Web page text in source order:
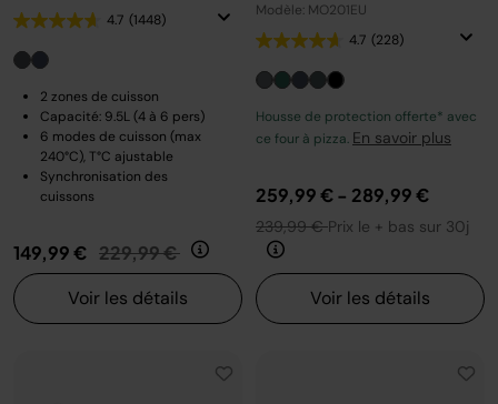
4.7 (1448)
2 zones de cuisson
Capacité: 9.5L (4 à 6 pers)
6 modes de cuisson (max
240°C), T°C ajustable
Synchronisation des
cuissons
149,99 € Prix réduit de
229,99 € au
Voir les détails
Modèle: MO201EU
4.7 (228)
Housse de protection offerte* avec
ce four à pizza. En savoir plus
259,99 €- 289,99 €
239,99 €Prix le + bas sur 30j
Voir les détails